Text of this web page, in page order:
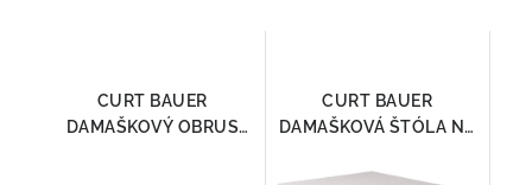
CURT BAUER
DAMAŠKOVÝ OBRUS
CURT BAUER
DAMAŠKOVÁ ŠTÓLA NA
50x140cm